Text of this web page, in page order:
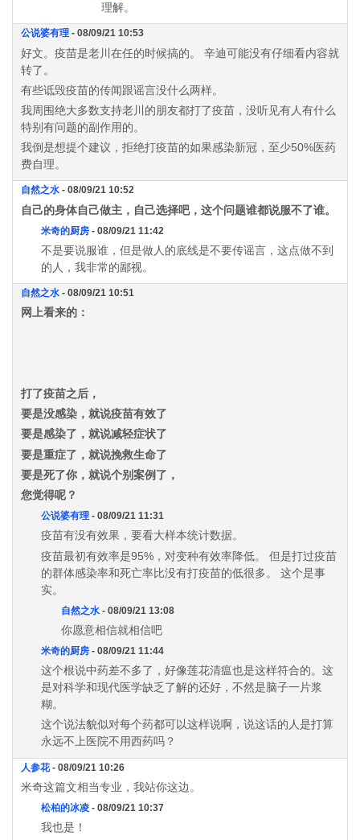
理解。
公说婆有理 - 08/09/21 10:53
好文。疫苗是老川在任的时候搞的。 辛迪可能没有仔细看内容就
转了。
有些诋毁疫苗的传闻跟谣言没什么两样。
我周围绝大多数支持老川的朋友都打了疫苗，没听见有人有什么
特别有问题的副作用的。
我倒是想提个建议，拒绝打疫苗的如果感染新冠，至少50%医药
费自理。
自然之水 - 08/09/21 10:52
自己的身体自己做主，自己选择吧，这个问题谁都说服不了谁。
米奇的厨房 - 08/09/21 11:42
不是要说服谁，但是做人的底线是不要传谣言，这点做不到
的人，我非常的鄙视。
自然之水 - 08/09/21 10:51
网上看来的：
打了疫苗之后，
要是没感染，就说疫苗有效了
要是感染了，就说减轻症状了
要是重症了，就说挽救生命了
要是死了你，就说个别案例了，
您觉得呢？
公说婆有理 - 08/09/21 11:31
疫苗有没有效果，要看大样本统计数据。
疫苗最初有效率是95%，对变种有效率降低。 但是打过疫苗
的群体感染率和死亡率比没有打疫苗的低很多。 这个是事
实。
自然之水 - 08/09/21 13:08
你愿意相信就相信吧
米奇的厨房 - 08/09/21 11:44
这个根说中药差不多了，好像莲花清瘟也是这样符合的。这
是对科学和现代医学缺乏了解的还好，不然是脑子一片浆
糊。
这个说法貌似对每个药都可以这样说啊，说这话的人是打算
永远不上医院不用西药吗？
人参花- 08/09/21 10:26
米奇这篇文相当专业，我站你这边。
松柏的冰凌 - 08/09/21 10:37
我也是！